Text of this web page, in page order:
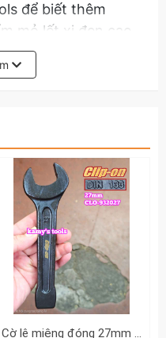
để biết thêm
mỏ lết xi đen cao
model 3611-
Cờ lê miệng đóng 27mm DIN133 Clip-On CLO-932027